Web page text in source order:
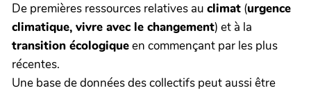
De premières ressources relatives au climat (urgence
climatique, vivre avec le changement) et à la
transition écologiqueen commençant par les plus
récentes.
Une base de données des collectifs peut aussi être